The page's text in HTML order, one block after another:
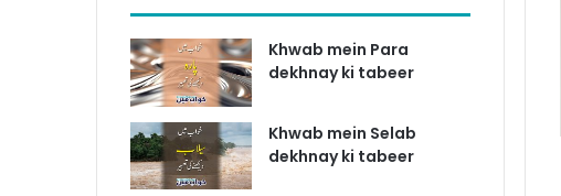
Khwab mein Para
dekhnay ki tabeer
Khwab mein Selab
dekhnay ki tabeer